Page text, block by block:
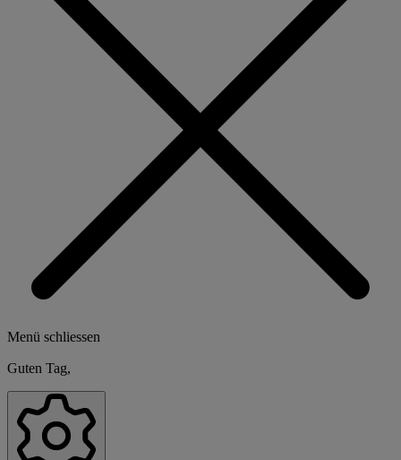
Menü schliessen
Guten Tag,